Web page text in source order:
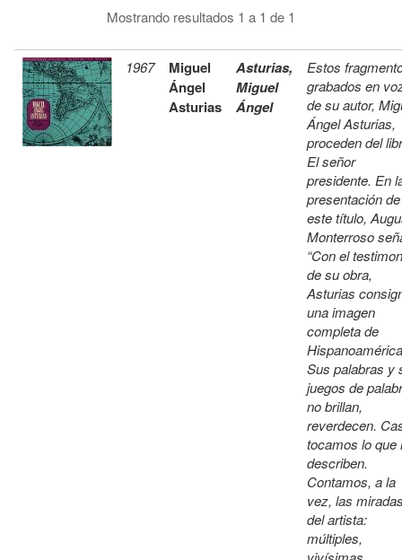
Mostrando resultados 1 a 1 de 1
1967
Miguel
Ángel
Asturias
Asturias,
Miguel
Ángel
Estos
grabados en
de su autor,
Ángel Asturias,
proceden del
El señor
presidente. En
presentación de
este título,
Monterroso
“Con el
de su obra,
Asturias
una imagen
completa de
Sus palabras y
juegos de
no brillan,
reverdecen.
tocamos lo que
describen.
Contamos, a la
vez, las
del artista:
múltiples,